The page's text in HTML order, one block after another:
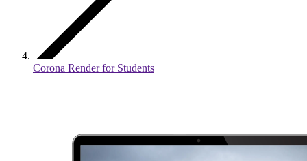
Corona Render for Students